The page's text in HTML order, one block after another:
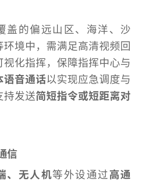
盖的偏远山区、海洋、沙
境中，需满足高清视频回
化指挥，保障指挥中心与
语音通话以实现应急调度与
持发送简短指令或短距离对
信
、无人机等外设通过高通